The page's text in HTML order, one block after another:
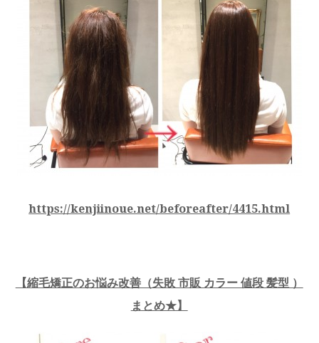
https://kenjiinoue.net/beforeafter/4415.html
【縮毛矯正のお悩み改善（失敗 市販 カラー 値段 髪型 ）
まとめ★】